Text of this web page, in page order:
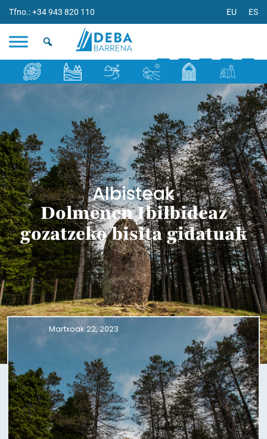
Tfno.: +34 943 820 110 EU ES
Albisteak
Dolmenen Ibilbideaz
gozatzeko bisita gidatuak
Martxoak 22, 2023